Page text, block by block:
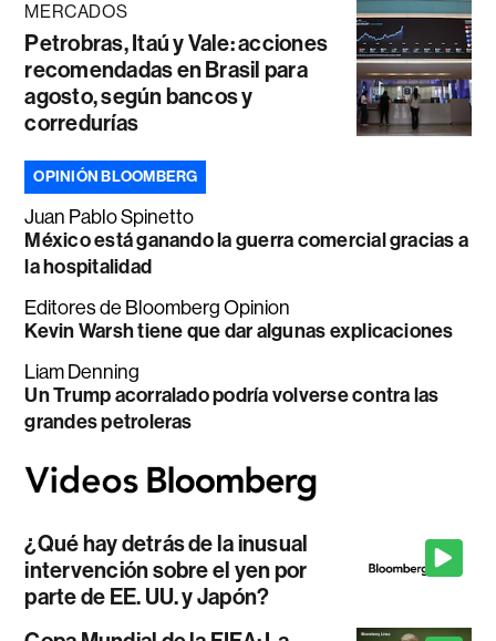
MERCADOS
Petrobras, Itaú y Vale: acciones
recomendadas en Brasil para
agosto, según bancos y
corredurías
OPINIÓN BLOOMBERG
Juan Pablo Spinetto
México está ganando la guerra comercial gracias a
la hospitalidad
Editores de Bloomberg Opinion
Kevin Warsh tiene que dar algunas explicaciones
Liam Denning
Un Trump acorralado podría volverse contra las
grandes petroleras
¿Qué hay detrás de la inusual
intervención sobre el yen por
parte de EE. UU. y Japón?